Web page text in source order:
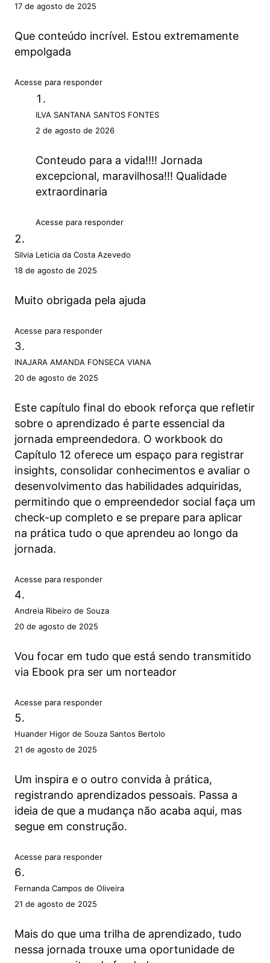
17 de agosto de 2025
Que conteúdo incrível. Estou extremamente
empolgada
Acesse para responder
ILVA SANTANA SANTOS FONTES
2 de agosto de 2026
Conteudo para a vida!!!! Jornada
excepcional, maravilhosa!!! Qualidade
extraordinaria
Acesse para responder
Silvia Leticia da Costa Azevedo
18 de agosto de 2025
Muito obrigada pela ajuda
Acesse para responder
INAJARA AMANDA FONSECA VIANA
20 de agosto de 2025
Este capítulo final do ebook reforça que refletir
sobre o aprendizado é parte essencial da
jornada empreendedora. O workbook do
Capítulo 12 oferece um espaço para registrar
insights, consolidar conhecimentos e avaliar o
desenvolvimento das habilidades adquiridas,
permitindo que o empreendedor social faça um
check-up completo e se prepare para aplicar
na prática tudo o que aprendeu ao longo da
jornada.
Acesse para responder
Andreia Ribeiro de Souza
20 de agosto de 2025
Vou focar em tudo que está sendo transmitido
via Ebook pra ser um norteador
Acesse para responder
Huander Higor de Souza Santos Bertolo
21 de agosto de 2025
Um inspira e o outro convida à prática,
registrando aprendizados pessoais. Passa a
ideia de que a mudança não acaba aqui, mas
segue em construção.
Acesse para responder
Fernanda Campos de Oliveira
21 de agosto de 2025
Mais do que uma trilha de aprendizado, tudo
nessa jornada trouxe uma oportunidade de